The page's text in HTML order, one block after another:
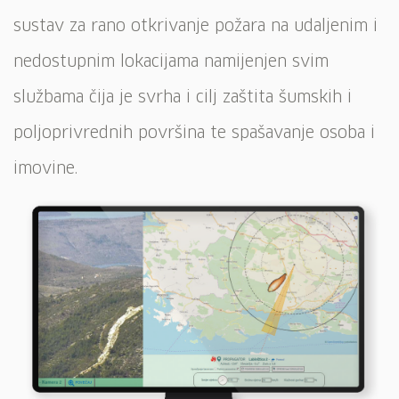
sustav za rano otkrivanje požara na udaljenim i
nedostupnim lokacijama namijenjen svim
službama čija je svrha i cilj zaštita šumskih i
poljoprivrednih površina te spašavanje osoba i
imovine.